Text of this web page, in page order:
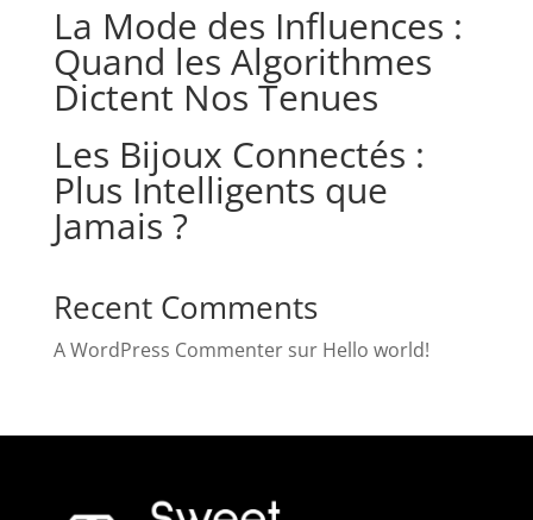
La Mode des Influences :
Quand les Algorithmes
Dictent Nos Tenues
Les Bijoux Connectés :
Plus Intelligents que
Jamais ?
Recent Comments
A WordPress Commentersur Hello world!